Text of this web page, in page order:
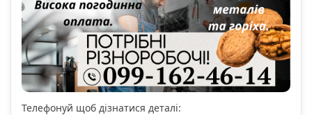
Телефонуй щоб дізнатися деталі: